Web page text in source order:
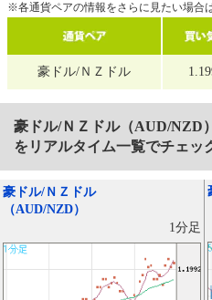
※各通貨ペアの情報をさらに見たい場合
豪ドル/ＮＺドル
豪ドル/ＮＺドル（AUD/NZD）
をリアルタイム一覧でチェッ
豪ドル/ＮＺドル
（AUD/NZD）
1分足